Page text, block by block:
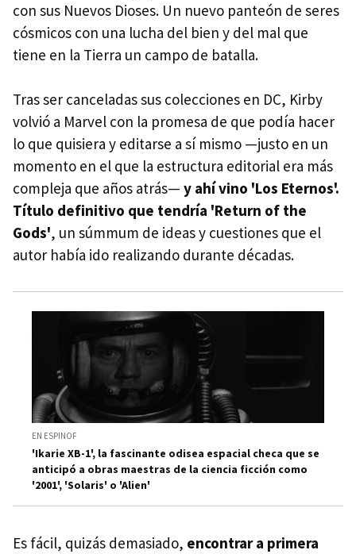
con sus Nuevos Dioses. Un nuevo panteón de seres
cósmicos con una lucha del bien y del mal que
tiene en la Tierra un campo de batalla.
Tras ser canceladas sus colecciones en DC, Kirby
volvió a Marvel con la promesa de que podía hacer
lo que quisiera y editarse a sí mismo —justo en un
momento en el que la estructura editorial era más
compleja que años atrás— y ahí vino 'Los Eternos'.
Título definitivo que tendría 'Return of the
Gods', un súmmum de ideas y cuestiones que el
autor había ido realizando durante décadas.
EN ESPINOF
'Ikarie XB-1', la fascinante odisea espacial checa que se
anticipó a obras maestras de la ciencia ficción como
'2001', 'Solaris' o 'Alien'
Es fácil, quizás demasiado, encontrar a primera